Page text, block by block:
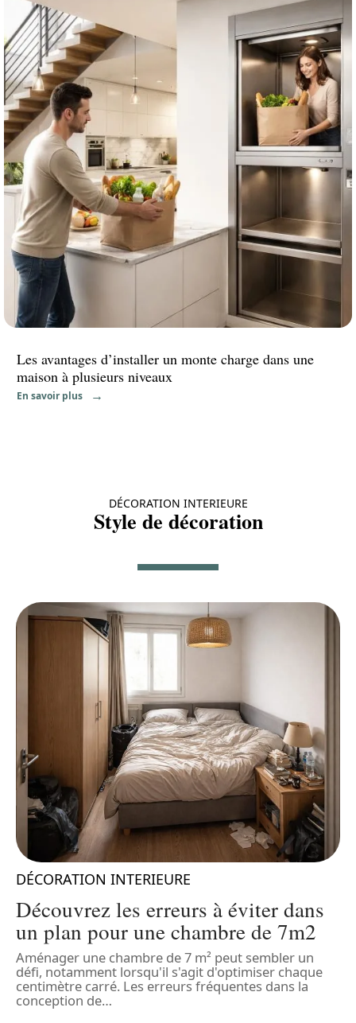
Les avantages d’installer un monte charge dans une
maison à plusieurs niveaux
En savoir plus
DÉCORATION INTERIEURE
Style de décoration
DÉCORATION INTERIEURE
Découvrez les erreurs à éviter dans
un plan pour une chambre de 7m2
Aménager une chambre de 7 m² peut sembler un
défi, notamment lorsqu'il s'agit d'optimiser chaque
centimètre carré. Les erreurs fréquentes dans la
conception de…